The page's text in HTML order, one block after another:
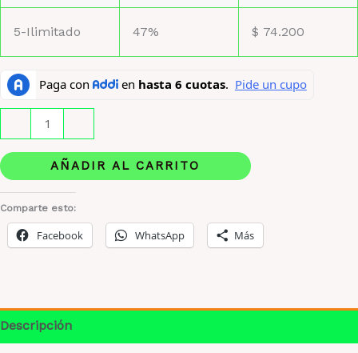
5-Ilimitado 47% $ 74.200
Perfume
1.1
9
PM
Night
Oud
Estuche
+
Perfumero
AÑADIR AL CARRITO
Comparte esto:
Facebook WhatsApp Más
Descripción